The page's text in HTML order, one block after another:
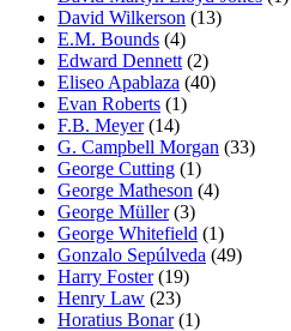
David Wilkerson (13)
E.M. Bounds (4)
Edward Dennett (2)
Eliseo Apablaza (40)
Evan Roberts (1)
F.B. Meyer(14)
G. Campbell Morgan (33)
George Cutting (1)
George Matheson (4)
George Müller(3)
George Whitefield (1)
Gonzalo Sepúlveda (49)
Harry Foster(19)
Henry Law (23)
Horatius Bonar(1)